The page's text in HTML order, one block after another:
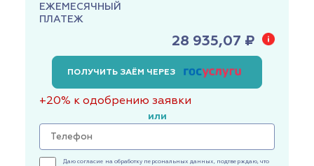
ЕЖЕМЕСЯЧНЫЙ
ПЛАТЕЖ
28 935,07 ₽
ПОЛУЧИТЬ ЗАЁМ ЧЕРЕЗ
+20% к одобрению заявки
или
Даю согласие на обработку персональных данных, подтверждаю, что